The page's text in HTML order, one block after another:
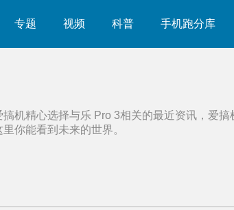
专题 视频 科普 手机跑分库
机精心选择与乐 Pro 3相关的最近资讯，爱搞
你能看到未来的世界。